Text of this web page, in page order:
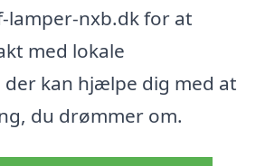
lamper-nxb.dk for at
med lokale
der kan hjælpe dig med at
du drømmer om.